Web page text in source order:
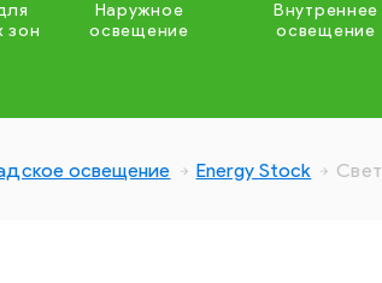
зон
Наружное
освещение
Внутреннее
освещение
освещение Energy Stock